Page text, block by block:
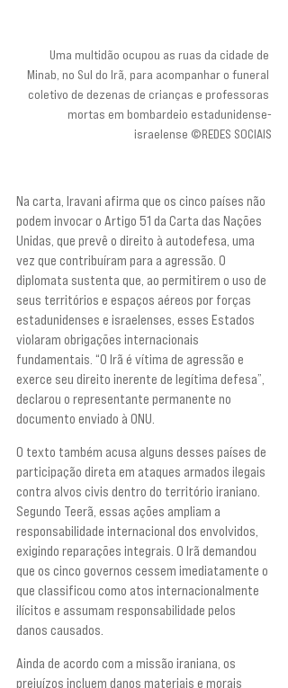
Uma multidão ocupou as ruas da cidade de
Minab, no Sul do Irã, para acompanhar o funeral
coletivo de dezenas de crianças e professoras
mortas em bombardeio estadunidense-
israelense ©REDES SOCIAIS
Na carta, Iravani afirma que os cinco países não
podem invocar o Artigo 51 da Carta das Nações
Unidas, que prevê o direito à autodefesa, uma
vez que contribuíram para a agressão. O
diplomata sustenta que, ao permitirem o uso de
seus territórios e espaços aéreos por forças
estadunidenses e israelenses, esses Estados
violaram obrigações internacionais
fundamentais. “O Irã é vítima de agressão e
exerce seu direito inerente de legítima defesa”,
declarou o representante permanente no
documento enviado à ONU.
O texto também acusa alguns desses países de
participação direta em ataques armados ilegais
contra alvos civis dentro do território iraniano.
Segundo Teerã, essas ações ampliam a
responsabilidade internacional dos envolvidos,
exigindo reparações integrais. O Irã demandou
que os cinco governos cessem imediatamente o
que classificou como atos internacionalmente
ilícitos e assumam responsabilidade pelos
danos causados.
Ainda de acordo com a missão iraniana, os
prejuízos incluem danos materiais e morais